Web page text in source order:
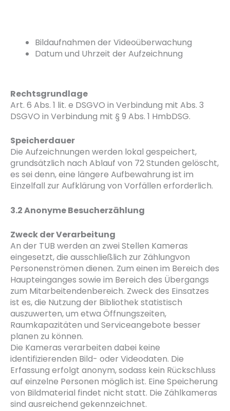
Bildaufnahmen der Videoüberwachung
Datum und Uhrzeit der Aufzeichnung
Rechtsgrundlage
Art. 6 Abs. 1 lit. e DSGVO in Verbindung mit Abs. 3
DSGVO in Verbindung mit § 9 Abs. 1 HmbDSG.
Speicherdauer
Die Aufzeichnungen werden lokal gespeichert,
grundsätzlich nach Ablauf von 72 Stunden gelöscht,
es sei denn, eine längere Aufbewahrung ist im
Einzelfall zur Aufklärung von Vorfällen erforderlich.
3.2 Anonyme Besucherzählung
Zweck der Verarbeitung
An der TUB werden an zwei Stellen Kameras
eingesetzt, die ausschließlich zur Zählungvon
Personenströmen dienen. Zum einen im Bereich des
Haupteinganges sowie im Bereich des Übergangs
zum Mitarbeitendenbereich. Zweck des Einsatzes
ist es, die Nutzung der Bibliothek statistisch
auszuwerten, um etwa Öffnungszeiten,
Raumkapazitäten und Serviceangebote besser
planen zu können.
Die Kameras verarbeiten dabei keine
identifizierenden Bild- oder Videodaten. Die
Erfassung erfolgt anonym, sodass kein Rückschluss
auf einzelne Personen möglich ist. Eine Speicherung
von Bildmaterial findet nicht statt. Die Zählkameras
sind ausreichend gekennzeichnet.